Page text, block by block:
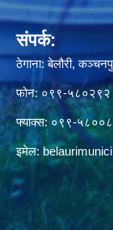
संपर्क:
ठेगाना: बेलौरी,
फोन: ०९९-
फ्याक्स: ०९९-
इमेल: